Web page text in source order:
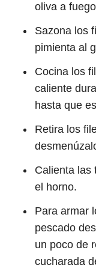
oliva a
Sazona los
pimienta al
Cocina los
caliente
hasta que
Retira los
Calienta las
el horno.
Para armar
pescado
un poco de
cucharada